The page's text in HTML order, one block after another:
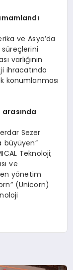
ve Asya’da
süreçlerini
varlığının
ihracatında
konumlanması
Sezer
büyüyen”
Teknoloji;
ve
yönetim
(Unicorn)